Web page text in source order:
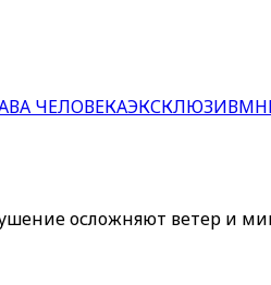
ЧЕЛОВЕКАЭКСКЛЮЗИВ
осложняют ветер и